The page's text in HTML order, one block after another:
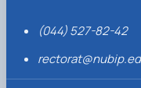
(044) 527-82-42